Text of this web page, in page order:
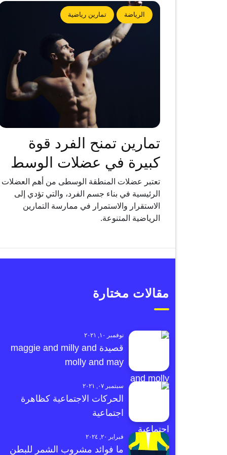
الرياضة تمارين رياضية
تمارين تمنح الفرد قوة
كبيرة في عضلات الوسط
تعتبر عضلات المنطقة الوسطى من أهم العضلات
الرئيسية في بناء جسم الفرد، والتي تؤدي إلى
الاستقرار والاستمرار في ممارسة التمارين
الرياضية المتنوعة.
مقالات مختارة
نوفمبر ١٠, ٢٠٢١
قصيدة maggie and milly and
molly and may
سبتمبر ٠٧, ٢٠٢١
الحركات الاجتماعية كظاهرة
اجتماعية
فبراير ٢٠, ٢٠٢٤
ما فوائد مشروب الشمر للبطن